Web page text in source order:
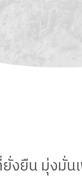
ยืน มุ่งมั่นเ